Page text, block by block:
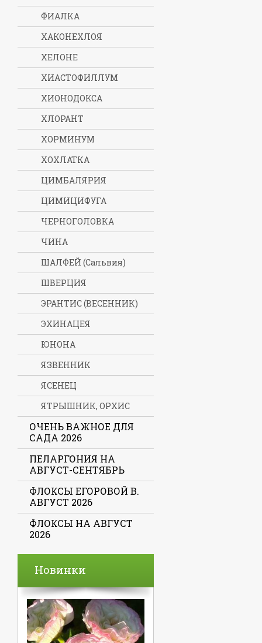
ФИАЛКА
ХАКОНЕХЛОЯ
ХЕЛОНЕ
ХИАСТОФИЛЛУМ
ХИОНОДОКСА
ХЛОРАНТ
ХОРМИНУМ
ХОХЛАТКА
ЦИМБАЛЯРИЯ
ЦИМИЦИФУГА
ЧЕРНОГОЛОВКА
ЧИНА
ШАЛФЕЙ (Сальвия)
ШВЕРЦИЯ
ЭРАНТИС (ВЕСЕННИК)
ЭХИНАЦЕЯ
ЮНОНА
ЯЗВЕННИК
ЯСЕНЕЦ
ЯТРЫШНИК, ОРХИС
ОЧЕНЬ ВАЖНОЕ ДЛЯ
САДА 2026
ПЕЛАРГОНИЯ НА
АВГУСТ-СЕНТЯБРЬ
ФЛОКСЫ ЕГОРОВОЙ В.
АВГУСТ 2026
ФЛОКСЫ НА АВГУСТ
2026
Новинки